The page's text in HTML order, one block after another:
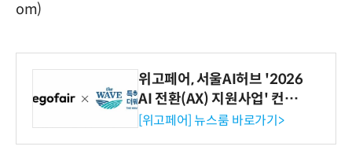
om)
위고페어, 서울AI허브 '2026
AI 전환(AX) 지원사업' 컨소
시엄 선정
[위고페어] 뉴스룸 바로가기>